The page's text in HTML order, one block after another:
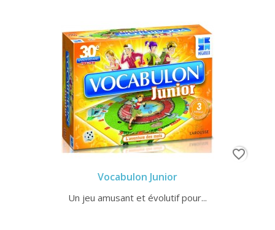
Vocabulon Junior
Un jeu amusant et évolutif pour...
favorite_border